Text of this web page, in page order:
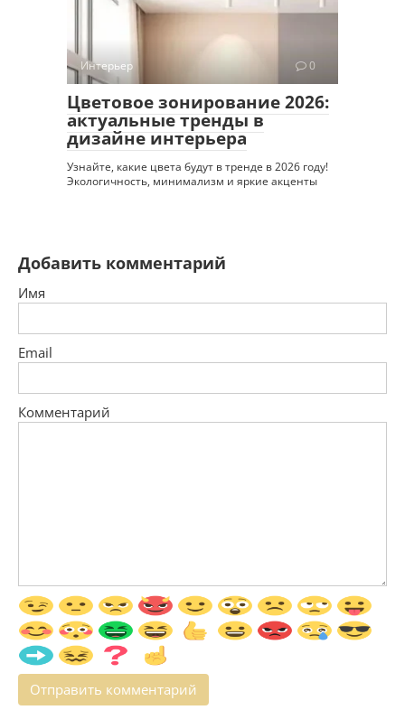
Интерьер 0
Цветовое зонирование 2026:
актуальные тренды в
дизайне интерьера
Узнайте, какие цвета будут в тренде в 2026 году!
Экологичность, минимализм и яркие акценты
Добавить комментарий
Имя
Email
Комментарий